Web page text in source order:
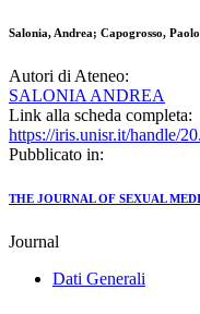
Salonia, Andrea; Capogrosso, Paolo
Autori di Ateneo:
SALONIA ANDREA
Link alla scheda completa:
https://iris.unisr.it/handle/
Pubblicato in:
THE JOURNAL OF SEXUAL
Journal
Dati Generali